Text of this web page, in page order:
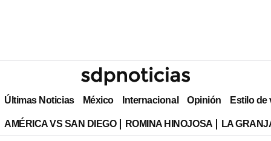
Últimas Noticias México Internacional Opinión Estilo de
AMÉRICA VS SAN DIEGO ROMINA HINOJOSA LA